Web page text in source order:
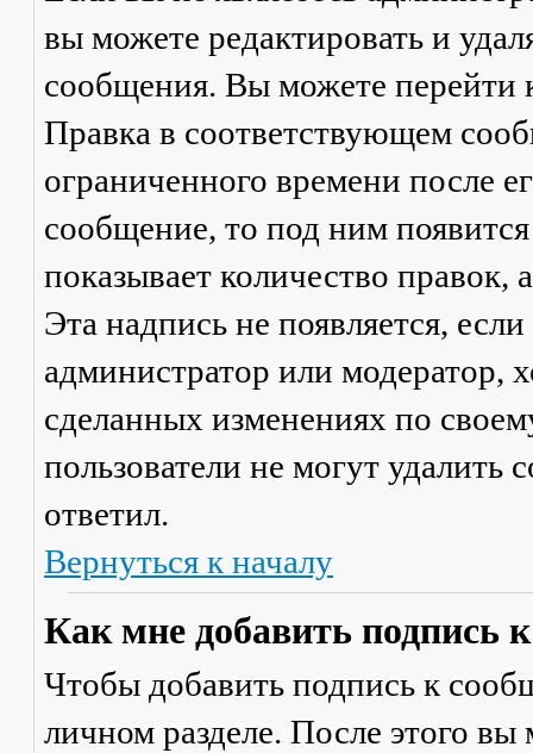
вы можете редактировать и
сообщения. Вы можете перейти
Правка в соответствующем
ограниченного времени после
сообщение, то под ним
показывает количество правок,
Эта надпись не появляется,
администратор или модератор,
сделанных изменениях по
пользователи не могут удалить
ответил.
Вернуться к началу
Как мне добавить подпись
Чтобы добавить подпись к
личном разделе. После этого